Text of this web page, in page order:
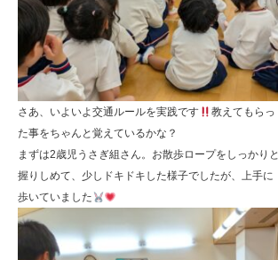
さあ、いよいよ交通ルールを実践です
教えてもらっ
た事をちゃんと覚えているかな？
まずは2歳児うさぎ組さん。お散歩ロープをしっかりと
握りしめて、少しドキドキした様子でしたが、上手に
歩いていました